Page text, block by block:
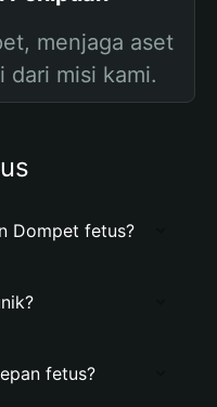
menjaga aset
dari misi kami.
Dompet fetus?
fetus?